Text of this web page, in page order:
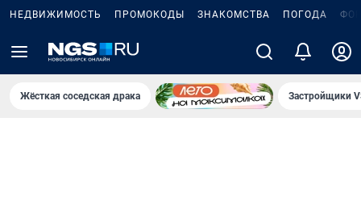
НЕДВИЖИМОСТЬ ПРОМОКОДЫ ЗНАКОМСТВА ПОГОДА
Жёсткая соседская драка Застройщики